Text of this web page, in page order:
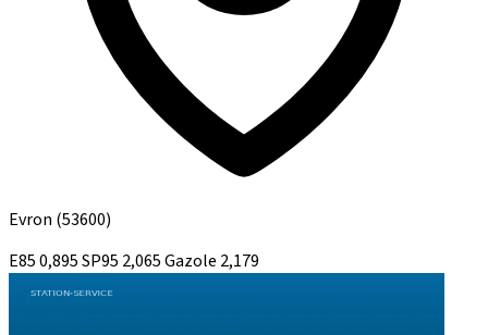
Evron (53600)
E850,895SP95 2,065Gazole 2,179